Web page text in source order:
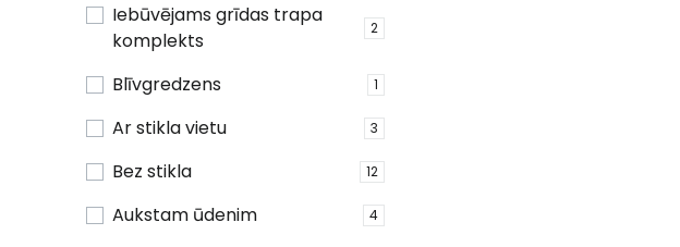
Iebūvējams grīdas trapa
komplekts
2
Blīvgredzens 1
Ar stikla vietu 3
Bez stikla 12
Aukstam ūdenim 4